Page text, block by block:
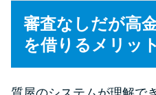
審査なしだが高
を借りるメリッ